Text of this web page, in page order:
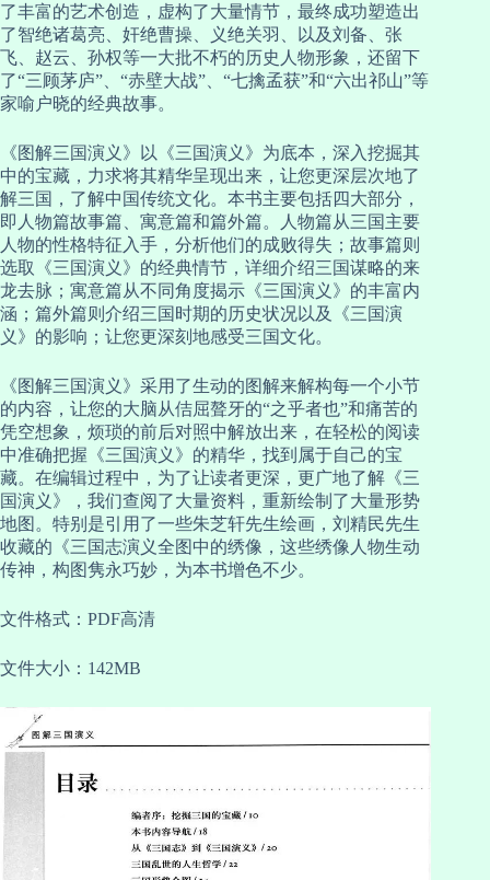
了丰富的艺术创造，虚构了大量情节，最终成功塑造出
了智绝诸葛亮、奸绝曹操、义绝关羽、以及刘备、张
飞、赵云、孙权等一大批不朽的历史人物形象，还留下
了“三顾茅庐”、“赤壁大战”、“七擒孟获”和“六出祁山”等
家喻户晓的经典故事。
《图解三国演义》以《三国演义》为底本，深入挖掘其
中的宝藏，力求将其精华呈现出来，让您更深层次地了
解三国，了解中国传统文化。本书主要包括四大部分，
即人物篇故事篇、寓意篇和篇外篇。人物篇从三国主要
人物的性格特征入手，分析他们的成败得失；故事篇则
选取《三国演义》的经典情节，详细介绍三国谋略的来
龙去脉；寓意篇从不同角度揭示《三国演义》的丰富内
涵；篇外篇则介绍三国时期的历史状况以及《三国演
义》的影响；让您更深刻地感受三国文化。
《图解三国演义》采用了生动的图解来解构每一个小节
的内容，让您的大脑从佶屈聱牙的“之乎者也”和痛苦的
凭空想象，烦琐的前后对照中解放出来，在轻松的阅读
中准确把握《三国演义》的精华，找到属于自己的宝
藏。在编辑过程中，为了让读者更深，更广地了解《三
国演义》，我们查阅了大量资料，重新绘制了大量形势
地图。特别是引用了一些朱芝轩先生绘画，刘精民先生
收藏的《三国志演义全图中的绣像，这些绣像人物生动
传神，构图隽永巧妙，为本书增色不少。
文件格式：PDF高清
文件大小：142MB